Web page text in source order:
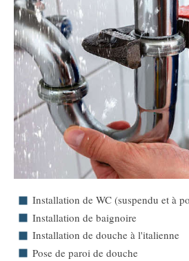
Installation de WC (suspendu et à
Installation de baignoire
Installation de douche à l'italienne
Pose de paroi de douche